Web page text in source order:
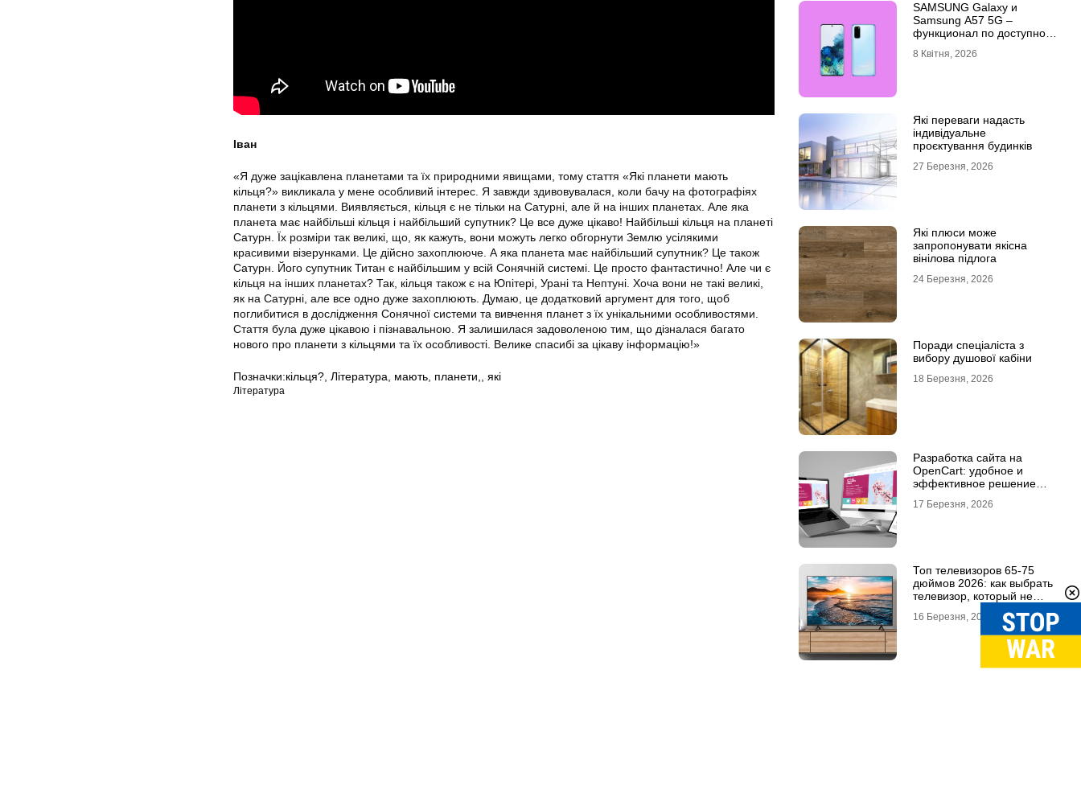
Іван
«Я дуже зацікавлена планетами та їх природними явищами, тому стаття «Які планети мають
кільця?» викликала у мене особливий інтерес. Я завжди здивовувалася, коли бачу на фотографіях
планети з кільцями. Виявляється, кільця є не тільки на Сатурні, але й на інших планетах. Але яка
планета має найбільші кільця і найбільший супутник? Це все дуже цікаво! Найбільші кільця на планеті
Сатурн. Їх розміри так великі, що, як кажуть, вони можуть легко обгорнути Землю усілякими
красивими візерунками. Це дійсно захоплююче. А яка планета має найбільший супутник? Це також
Сатурн. Його супутник Титан є найбільшим у всій Сонячній системі. Це просто фантастично! Але чи є
кільця на інших планетах? Так, кільця також є на Юпітері, Урані та Нептуні. Хоча вони не такі великі,
як на Сатурні, але все одно дуже захоплюють. Думаю, це додатковий аргумент для того, щоб
поглибитися в дослідження Сонячної системи та вивчення планет з їх унікальними особливостями.
Стаття була дуже цікавою і пізнавальною. Я залишилася задоволеною тим, що дізналася багато
нового про планети з кільцями та їх особливості. Велике спасибі за цікаву інформацію!»
Позначки:кільця? Література мають планети, які
Література
SAMSUNG Galaxy и
Samsung A57 5G –
функционал по доступной
8 Квітня, 2026
Які переваги надасть
індивідуальне
проєктування будинків
27 Березня, 2026
Які плюси може
запропонувати якісна
вінілова підлога
24 Березня, 2026
Поради спеціаліста з
вибору душової кабіни
18 Березня, 2026
Разработка сайта на
OpenCart: удобное и
эффективное решение
17 Березня, 2026
Топ телевизоров 65-75
дюймов 2026: как выбрать
телевизор, который не
16 Березня, 2026